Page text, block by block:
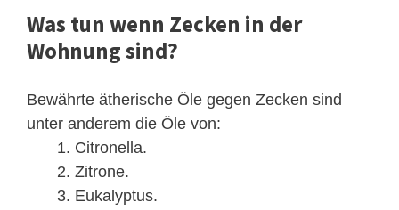
Was tun wenn Zecken in der
Wohnung sind?
Bewährte ätherische Öle gegen Zecken sind
unter anderem die Öle von:
Citronella.
Zitrone.
Eukalyptus.